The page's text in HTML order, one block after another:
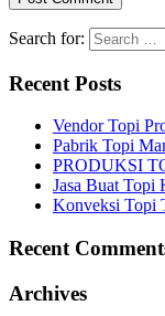
Search for:
Recent Posts
Vendor Topi
Pabrik Topi
PRODUKSI
Jasa Buat Topi
Konveksi Topi
Recent
Archives